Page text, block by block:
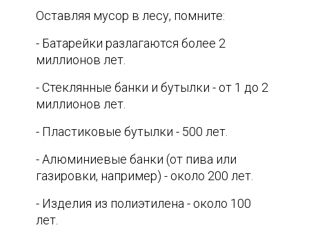
Оставляя мусор в лесу, помните:
- Батарейки разлагаются более 2
миллионов лет.
- Стеклянные банки и бутылки - от 1 до 2
миллионов лет.
- Пластиковые бутылки - 500 лет.
- Алюминиевые банки (от пива или
газировки, например) - около 200 лет.
- Изделия из полиэтилена - около 100
лет.